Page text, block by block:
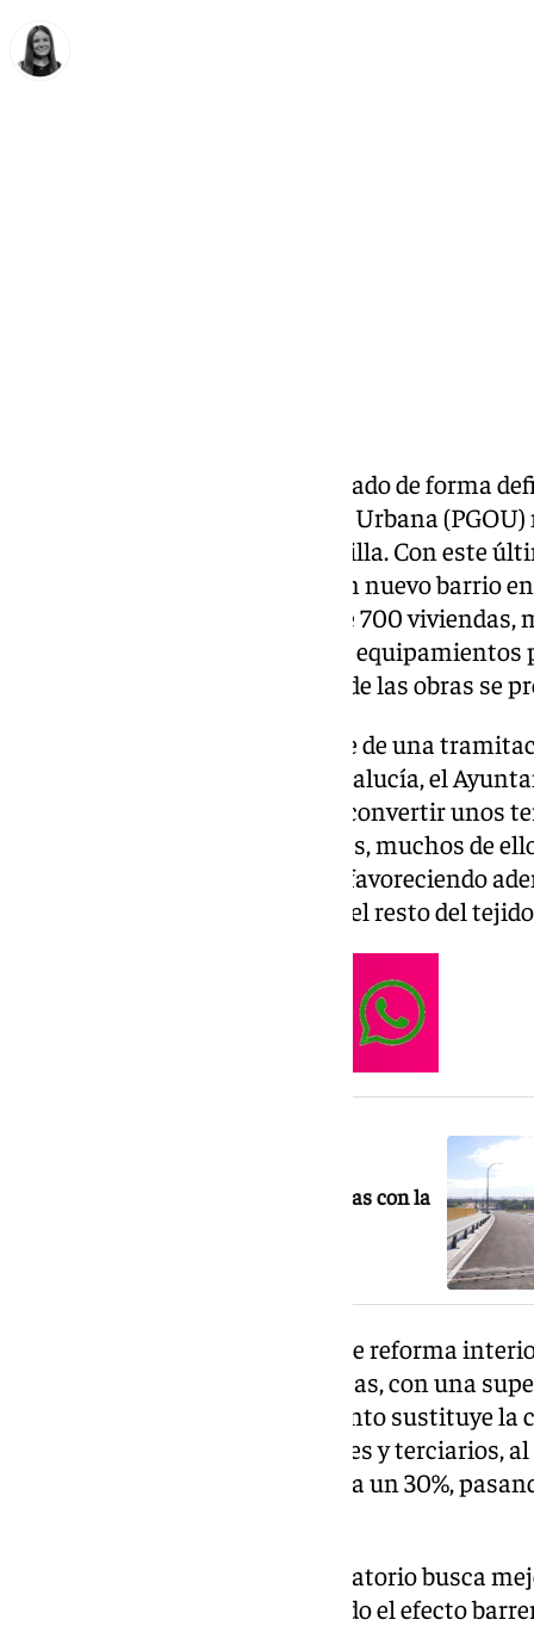
La Junta de Andalucía ha aprobado de forma
del Plan General de Ordenación Urbana
futuro Distrito Portuario de Sevilla. Con este
desbloqueado el desarrollo de un nuevo barrio
está prevista la construcción de 700 viviendas,
oficial, además de zonas verdes,
actividades terciarias. El inicio de las obras se
La autorización supone el cierre de una
conjuntamente la Junta de Andalucía, el
Portuaria. El cambio permitirá convertir unos
ocupados por naves y almacenes, muchos de
espacio integrado en la ciudad, favoreciendo
el entorno de Reina Mercedes y el resto del
Nuevo viario que conecta Palmas Altas con la
La modificación afecta al área de reforma
oriental de la avenida de las Razas, con una
cuadrados. El nuevo planeamiento sustituye
avanzados por usos residenciales y terciarios,
edificabilidad prevista en torno a un 30%,
La reducción del volumen edificatorio busca
ámbito con la ciudad, eliminando el efecto